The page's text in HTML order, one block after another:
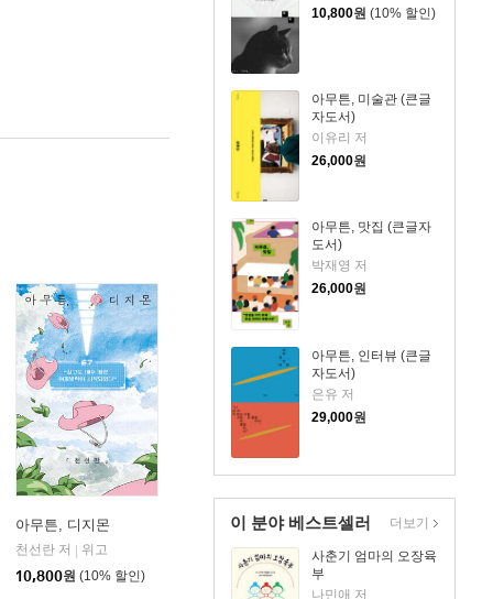
10,800원 (10% 할인)
아무튼, 미술관 (큰글
자도서)
이유리 저
26,000원
아무튼, 맛집 (큰글자
도서)
박재영 저
26,000원
아무튼, 인터뷰 (큰글
자도서)
은유 저
29,000원
이 분야 베스트셀러
사춘기 엄마의 오장육
부
나민애 저
더보기
아무튼, 디지몬
천선란 저
위고
10,800원 (10% 할인)